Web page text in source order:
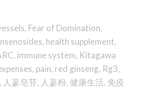
, Fear of Domination,
, health supplement,
, immune system, Kitagawa
, pain, red ginseng, Rg3,
, 人蔘皂苷, 人蔘粉,健康生活, 免疫